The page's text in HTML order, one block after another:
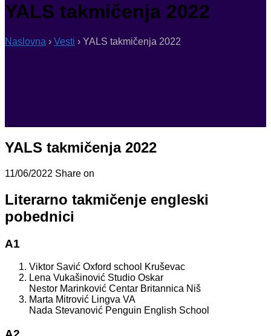
YALS takmičenja 2022
Naslovna › Vesti › YALS takmičenja 2022
YALS takmičenja 2022
11/06/2022 Share on
Literarno takmičenje engleski
pobednici
A1
Viktor Savić Oxford school Kruševac
Lena Vukašinović Studio Oskar
Nestor Marinković Centar Britannica Niš
Marta Mitrović Lingva VA
Nada Stevanović Penguin English School